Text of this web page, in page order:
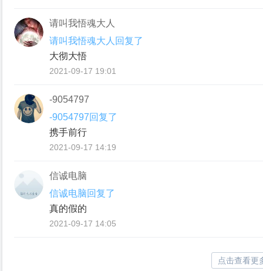
请叫我悟魂大人
请叫我悟魂大人回复了
大彻大悟
2021-09-17 19:01
-9054797
-9054797回复了
携手前行
2021-09-17 14:19
信诚电脑
信诚电脑回复了
真的假的
2021-09-17 14:05
点击查看更